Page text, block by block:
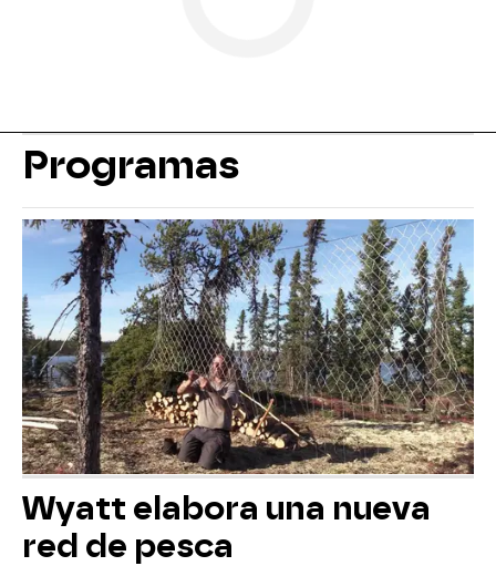
Programas
Wyatt elabora una nueva
red de pesca